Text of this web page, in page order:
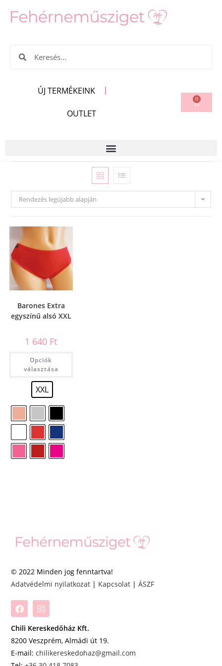
ÚJ TERMÉKEINK
OUTLET
0
Rendezés legújabb alapján
Barones Extra
egyszínű alsó XXL
1 640 Ft
Opciók
választása
XXL
© 2022 Minden jog fenntartva!
Adatvédelmi nyilatkozat | Kapcsolat |ÁSZF
Chili Kereskedőház Kft.
8200 Veszprém, Almádi út 19.
E-mail:chilikereskedohaz@gmail.com